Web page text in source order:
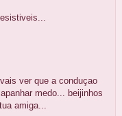
ver que a conduçao
medo... beijinhos
amiga...